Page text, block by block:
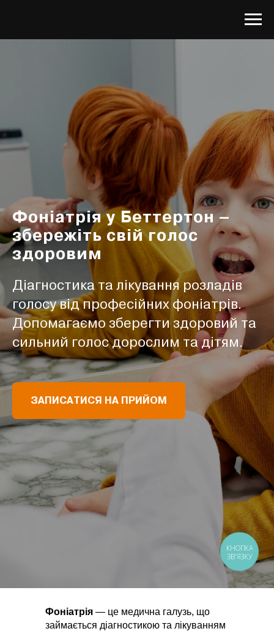
Фоніатрія у Беттертон –
збережіть свій голос
здоровим
Діагностика та лікування розладів
голосу від професійних фоніатрів.
Допомагаємо зберегти здоровий та
сильний голос дорослим та дітям.
ЗАПИСАТИСЯ НА ПРИЙОМ
Фоніатрія — це медична галузь, що
займається діагностикою та лікуванням
КНОПКА
ЗВ'ЯЗКУ